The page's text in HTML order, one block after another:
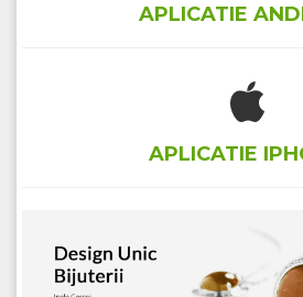
APLICATIE
APLICATIE